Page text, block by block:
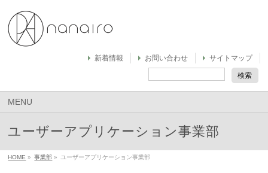
新着情報 お問い合わせ サイトマップ
MENU
ユーザーアプリケーション事業部
HOME » 事業部 » ユーザーアプリケーション事業部